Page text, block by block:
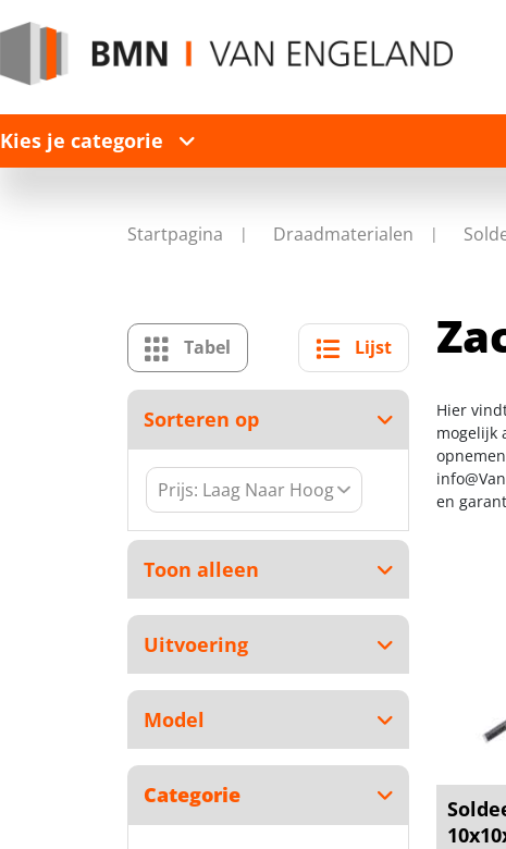
Kies je categorie
Startpagina Draadmaterialen
Tabel Lijst
Sorteren op
Toon alleen
Uitvoering
Model
Categorie
Hier
mogelijk
en